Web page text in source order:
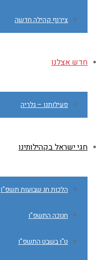
צירוף קהילה חדשה
חדש אצלנו
פעילותנו – גלריה
חגי ישראל בקהילותינו
הלכות חג שבועות תשפ"ו
חנוכה התשפ"ו
ט"ו בשבט התשפ"ו